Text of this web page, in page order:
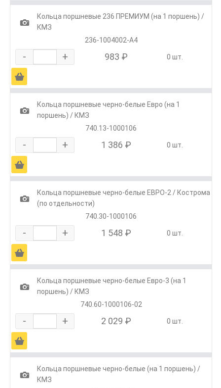
1
Кольца поршневые 236 ПРЕМИУМ (на 1 поршень) /
КМЗ
236-1004002-А4
- + 983 ₽ 0 шт.
Ä
1
Кольца поршневые черно-белые Евро (на 1
поршень) / КМЗ
740.13-1000106
- + 1 386 ₽ 0 шт.
Ä
1
Кольца поршневые черно-белые ЕВРО-2 / Кострома
(по отдельности)
740.30-1000106
- + 1 548 ₽ 0 шт.
Ä
1
Кольца поршневые черно-белые Евро-3 (на 1
поршень) / КМЗ
740.60-1000106-02
- + 2 029 ₽ 0 шт.
Ä
1
Кольца поршневые черно-белые (на 1 поршень) /
КМЗ